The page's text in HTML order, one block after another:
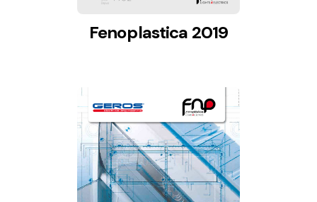
Fenoplastica 2019